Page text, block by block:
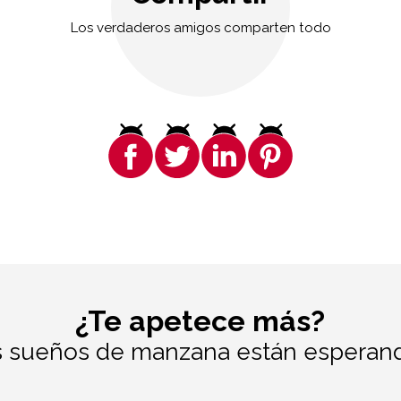
Los verdaderos amigos comparten todo
¿Te apetece más?
sueños de manzana están